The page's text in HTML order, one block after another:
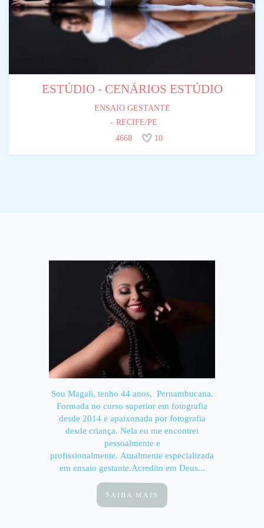
ESTÚDIO - CENÁRIOS ESTÚDIO
ENSAIO GESTANTE
RECIFE/PE
4668
10
Sou Magali, tenho 44 anos, Pernambucana.
Formada no curso superior em fotografia
desde 2014 e apaixonada por fotografia
desde criança. Nela eu me encontrei
pessoalmente e
profissionalmente. Atualmente especializada
em ensaio gestante.Acredito em Deus...
SAIBA MAIS